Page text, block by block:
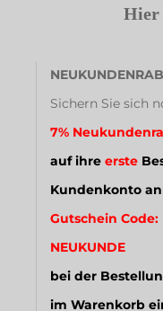
Hier
Sichern Sie sich
7%
auf ihre erste
Kundenkonto
Gutschein Code:
NEUKUNDE
bei der
im Warenkorb